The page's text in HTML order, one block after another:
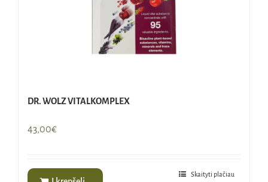
DR. WOLZ VITALKOMPLEX
43,00€
Skaityti plačiau